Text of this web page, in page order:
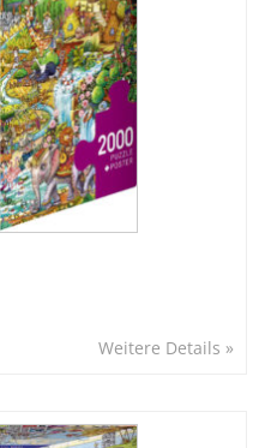
Weitere Details »